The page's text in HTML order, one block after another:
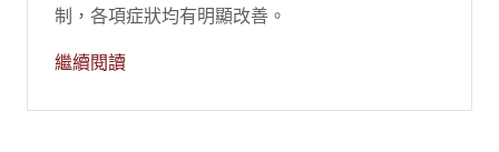
制，各項症狀均有明顯改善。
繼續閱讀